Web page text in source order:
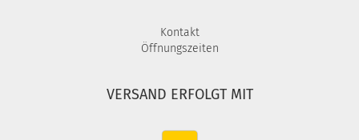
Kontakt
Öffnungszeiten
VERSAND ERFOLGT MIT